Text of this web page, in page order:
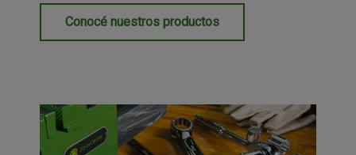
Conocé nuestros productos